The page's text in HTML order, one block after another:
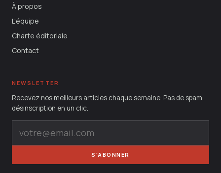
À propos
L'équipe
Charte éditoriale
Contact
NEWSLETTER
Recevez nos meilleurs articles chaque semaine. Pas de spam,
désinscription en un clic.
S'ABONNER